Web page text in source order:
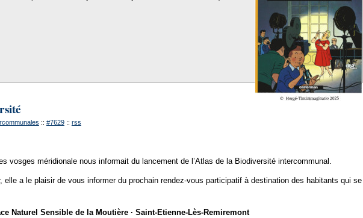
:: #7629 :: rss
vosges méridionale nous informait du lancement de l’Atlas de la Biodiversité intercommunal.
a le plaisir de vous informer du prochain rendez-vous participatif à destination des habitants qui se
Naturel Sensible de la Moutière · Saint-Etienne-Lès-Remiremont